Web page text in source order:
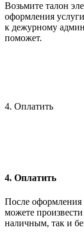
Возьмите талон
оформления
к дежурному
поможет.
4. Оплатить
4. Оплатить
После оформления
можете
наличным, так и